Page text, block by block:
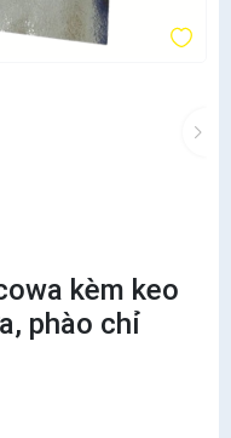
kèm keo
phào chỉ